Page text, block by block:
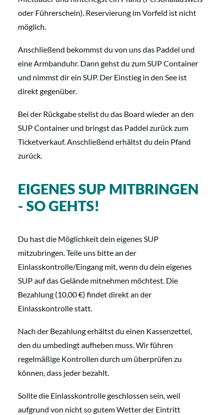
oder Führerschein). Reservierung im Vorfeld ist nicht
möglich.
Anschließend bekommst du von uns das Paddel und
eine Armbanduhr. Dann gehst du zum SUP Container
und nimmst dir ein SUP. Der Einstieg in den See ist
direkt gegenüber.
Bei der Rückgabe stellst du das Board wieder an den
SUP Container und bringst das Paddel zurück zum
Ticketverkauf. Anschließend erhältst du dein Pfand
zurück.
EIGENES SUP MITBRINGEN
- SO GEHTS!
Du hast die Möglichkeit dein eigenes SUP
mitzubringen. Teile uns bitte an der
Einlasskontrolle/Eingang mit, wenn du dein eigenes
SUP auf das Gelände mitnehmen möchtest. Die
Bezahlung (10,00 €) findet direkt an der
Einlasskontrolle statt.
Nach der Bezahlung erhältst du einen Kassenzettel,
den du umbedingt aufheben muss. Wir führen
regelmäßige Kontrollen durch um überprüfen zu
können, dass jeder bezahlt.
Sollte die Einlasskontrolle geschlossen sein, weil
aufgrund von nicht so gutem Wetter der Eintritt